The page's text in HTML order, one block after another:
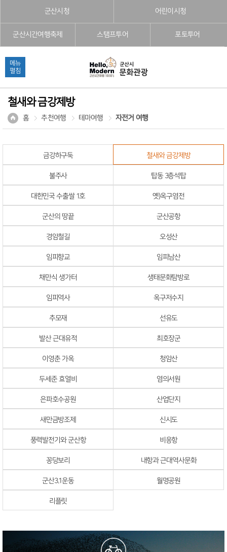
군산시청 어린이시청
군산시간여행축제 스탬프투어 포토투어
메뉴
펼침
철새와 금강제방
홈 추천여행 테마여행 자전거 여행
금강하구둑 철새와 금강제방
불주사 탑동 3층석탑
대한민국 수출쌀 1호 옛)옥구염전
군산의 땅끝 군산공항
경암철길 오성산
임피향교 임피남산
채만식 생가터 생태문화탐방로
임피역사 옥구저수지
추모재 선유도
발산 근대유적 최호장군
이영춘 가옥 청암산
두세준 효열비 염의서원
은파호수공원 산업단지
새만금방조제 신시도
풍력발전기와 군산항 비응항
꽁당보리 내항과 근대역사문화
군산3.1운동 월명공원
리플릿